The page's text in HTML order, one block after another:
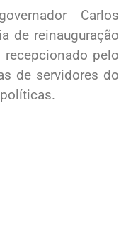
Carlos
de reinauguração
pelo
de servidores do